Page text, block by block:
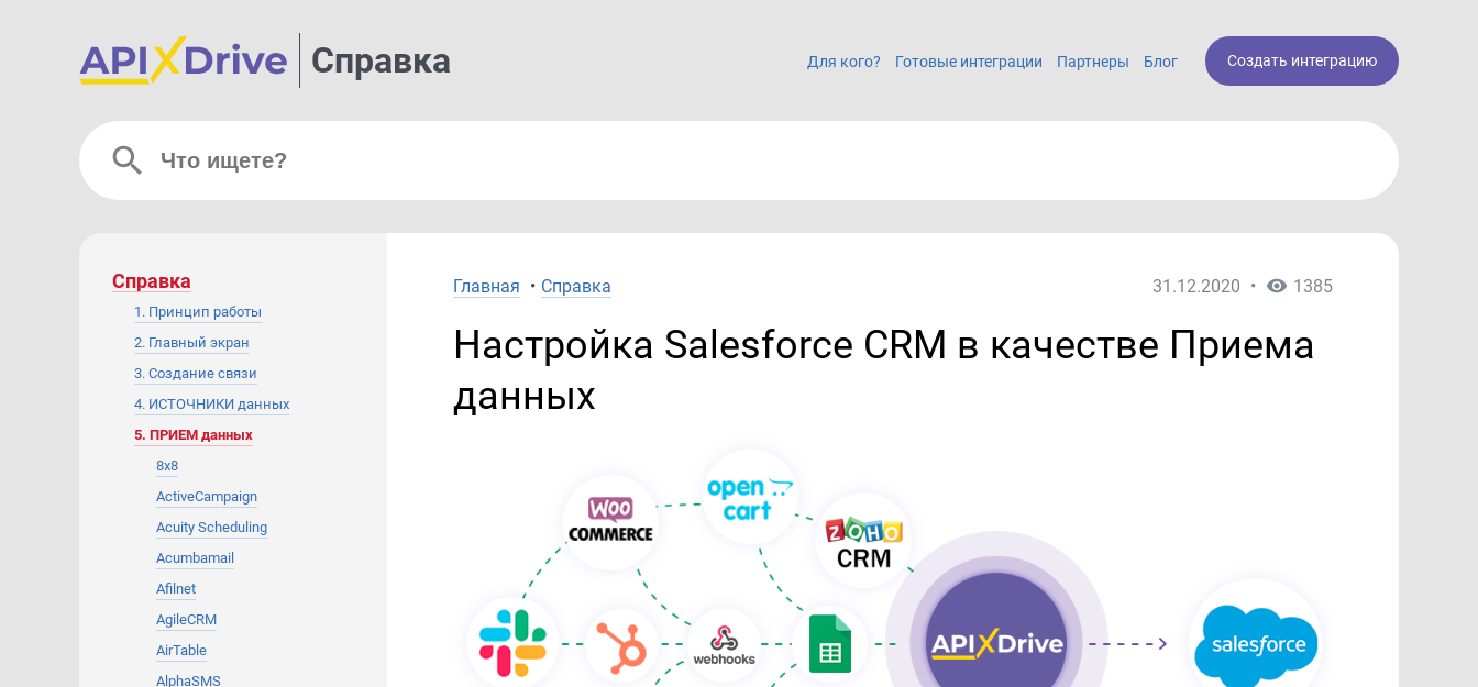
Справка Создать интеграцию
Для кого? Готовые интеграции Партнеры Блог
Справка
1. Принцип работы
2. Главный экран
3. Создание связи
4. ИСТОЧНИКИ данных
5. ПРИЕМ данных
8x8
ActiveCampaign
Acuity Scheduling
Acumbamail
Afilnet
AgileCRM
AirTable
AlphaSMS
Главная • Справка 31.12.2020 • 1385
Настройка Salesforce CRM в качестве Приема
данных